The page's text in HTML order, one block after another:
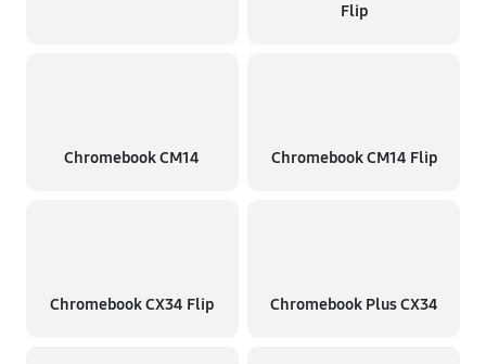
Flip
Chromebook CM14 Chromebook CM14 Flip
Chromebook CX34 Flip Chromebook Plus CX34